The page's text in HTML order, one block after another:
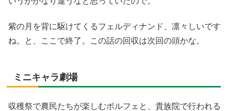
紫の月を背に駆けてくるフェルディナンド、凛々しいです
ね。と、ここで終了。この話の回収は次回の頭かな。
ミニキャラ劇場
収穫祭で農民たちが楽しむボルフェと、貴族院で行われる